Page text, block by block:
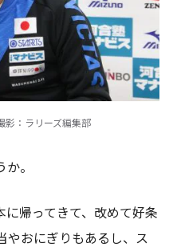
影：ラリーズ編集部
。
に帰ってきて、改めて好条
やおにぎりもあるし、ス